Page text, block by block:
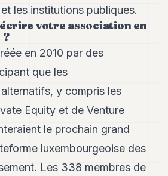
les institutions publiques.
votre association en
?
en 2010 par des
que les
y compris les
Equity et de Venture
le prochain grand
luxembourgeoise des
Les 338 membres de